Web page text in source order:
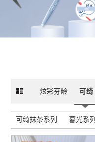
炫彩芬龄 可绮
可绮抹茶系列 暮光系列